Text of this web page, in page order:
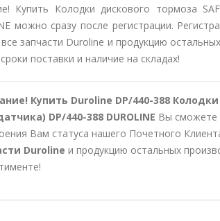
Купить Колодки дискового тормоза
можно сразу после регистрации.
запчасти Duroline и продукцию
поставки и наличие на складах!
Купить Duroline DP/440-388
DP/440-388 DUROLINE Вы сможете
Вам статуса нашего Почетного
Duroline и продукцию остальных